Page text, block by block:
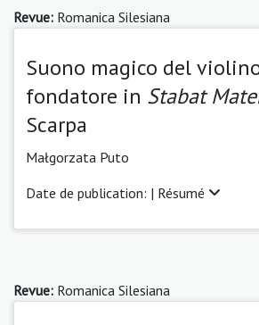
Revue: Romanica Silesiana
Suono magico del
fondatore in Stabat
Scarpa
Małgorzata Puto
Date de publication: | Résumé
Revue: Romanica Silesiana